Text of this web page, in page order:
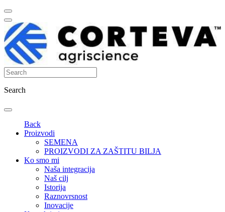
Search
Back
Proizvodi
SEMENA
PROIZVODI ZA ZAŠTITU BILJA
Ko smo mi
Naša integracija
Naš cilj
Istorija
Raznovrsnost
Inovacije